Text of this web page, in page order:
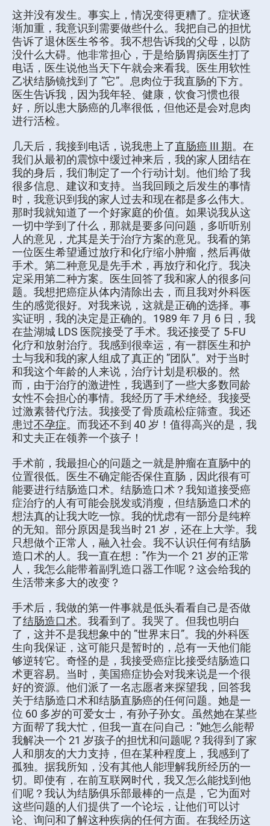
这并没有发生。事实上，情况变得更糟了。症状逐
渐加重，我意识到需要做些什么。我把自己的担忧
告诉了退休医生爷爷。我不想告诉我的父母，以防
没什么大碍。他非常担心，于是给肠胃病医生打了
电话，医生说他当天下午就会来看我。医生用软性
乙状结肠镜找到了 ”它”。息肉位于我直肠的下方。
医生告诉我，因为我年轻、健康，饮食习惯也很
好，所以患大肠癌的几率很低，但他还是会对息肉
进行活检。
几天后，我接到电话，说我患上了直肠癌 III 期。在
我们从最初的震惊中缓过神来后，我的家人团结在
我的身后，我们制定了一个行动计划。他们给了我
很多信息、建议和支持。当我回顾之后发生的事情
时，我意识到我的家人过去和现在都是多么伟大。
那时我就知道了一个好家庭的价值。如果说我从这
一切中学到了什么，那就是要多问问题，多听听别
人的意见，尤其是关于治疗方案的意见。我看的第
一位医生希望通过放疗和化疗缩小肿瘤，然后再做
手术。第二种意见是先手术，再放疗和化疗。我决
定采用第二种方案。医生回答了我和家人的很多问
题。我想把癌症从体内清除出去，而且我对外科医
生的感觉很好。对我来说，这就是正确的选择。事
实证明，我的决定是正确的。1989 年 7 月 6 日，我
在盐湖城 LDS 医院接受了手术。我还接受了 5-FU
化疗和放射治疗。我感到很幸运，有一群医生和护
士与我和我的家人组成了真正的 ”团队”。对于当时
和我这个年龄的人来说，治疗计划是积极的。然
而，由于治疗的激进性，我遇到了一些大多数同龄
女性不会担心的事情。我经历了手术绝经。我接受
过激素替代疗法。我接受了骨质疏松症筛查。我还
患过不孕症。而我还不到 40 岁！值得高兴的是，我
和丈夫正在领养一个孩子！
手术前，我最担心的问题之一就是肿瘤在直肠中的
位置很低。医生不确定能否保住直肠，因此很有可
能要进行结肠造口术。结肠造口术？我知道接受癌
症治疗的人有可能会脱发或消瘦，但结肠造口术的
想法真的让我大吃一惊。我的忧虑有一部分是纯粹
的无知。部分原因是我当时 21 岁，还在上大学。我
只想做个正常人，融入社会。我不认识任何有结肠
造口术的人。我一直在想：”作为一个 21 岁的正常
人，我怎么能带着副乳造口器工作呢？这会给我的
生活带来多大的改变？
手术后，我做的第一件事就是低头看看自己是否做
了结肠造口术。我看到了。我哭了。但我也明白
了，这并不是我想象中的 ”世界末日”。我的外科医
生向我保证，这可能只是暂时的，总有一天他们能
够逆转它。奇怪的是，我接受癌症比接受结肠造口
术更容易。当时，美国癌症协会对我来说是一个很
好的资源。他们派了一名志愿者来探望我，回答我
关于结肠造口术和结肠直肠癌的任何问题。她是一
位 60 多岁的可爱女士，有孙子孙女。虽然她在某些
方面帮了我大忙，但我一直在问自己：”她怎么能帮
我解决一个 21 岁孩子的担忧和问题呢？我得到了家
人和朋友的大力支持，但在某种程度上，我感到了
孤独。据我所知，没有其他人能理解我所经历的一
切。即使有，在前互联网时代，我又怎么能找到他
们呢？我认为结肠俱乐部最棒的一点是，它为面对
这些问题的人们提供了一个论坛，让他们可以讨
论、询问和了解这种疾病的任何方面。在我经历这